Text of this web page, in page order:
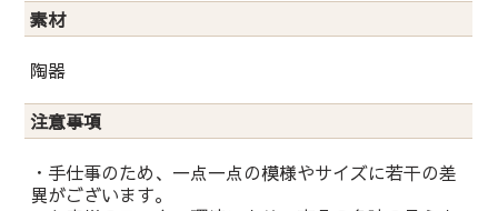
素材
陶器
注意事項
・手仕事のため、一点一点の模様やサイズに若干の差
異がございます。